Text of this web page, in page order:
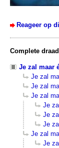
Reageer op
Complete
Je zal maar
Je zal
Je zal
Je zal
Je
Je
Je
Je zal
Je